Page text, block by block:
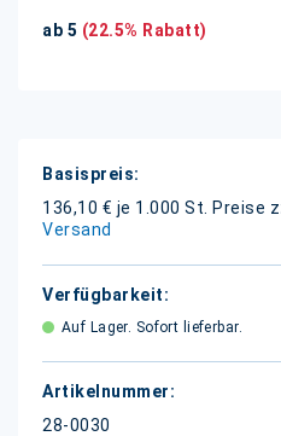
ab 5 (22.5% Rabatt)
Weitere
Informationen
136,10 € je 1.000 St.
Preise
Versand
Auf Lager. Sofort lieferbar.
28-0030